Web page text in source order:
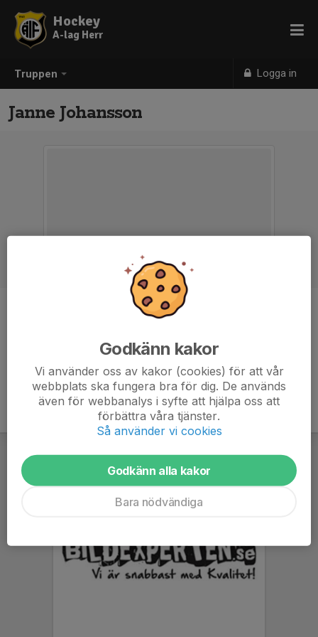
Truppen Logga in
Hockey
A-lag Herr
Janne Johansson
Material
Godkänn kakor
Vi använder oss av kakor (cookies) för att vår
webbplats ska fungera bra för dig. De används
även för webbanalys i syfte att hjälpa oss att
förbättra våra tjänster.
Så använder vi cookies
Godkänn alla kakor
Bara nödvändiga